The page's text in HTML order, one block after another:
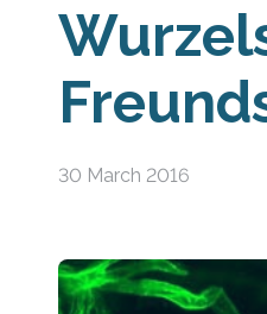
30 March 2016